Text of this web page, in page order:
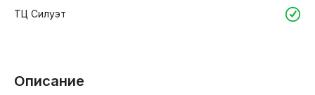
ТЦ Силуэт
Описание